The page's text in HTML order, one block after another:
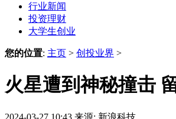
行业新闻
投资理财
大学生创业
您的位置: 主页 > 创投业界 >
火星遭到神秘撞击
2024-03-27 10:43 来源: 新浪科技